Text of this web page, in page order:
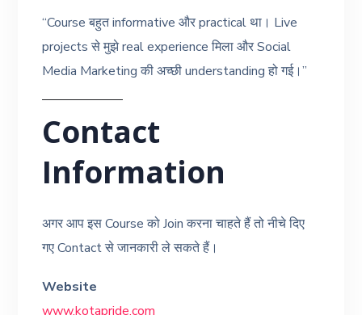
“Course बहुत informative और practical था। Live
projects से मुझे real experience मिला और Social
Media Marketing की अच्छी understanding हो गई।”
Contact
Information
अगर आप इस Course को Join करना चाहते हैं तो नीचे दिए
गए Contact से जानकारी ले सकते हैं।
Website
www.kotapride.com